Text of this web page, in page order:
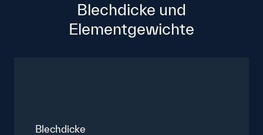
Blechdicke und
Elementgewichte
Blechdicke